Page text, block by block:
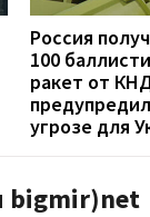
Россия
100
ракет от
угрозе для
bigmir)net